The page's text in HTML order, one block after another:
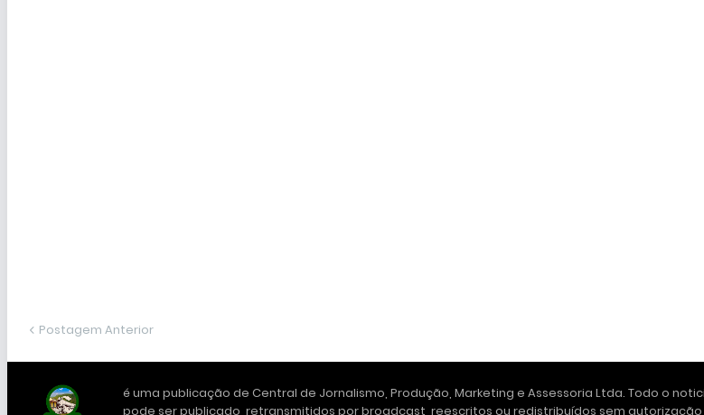
Postagem Anterior
é uma publicação de Central de Jornalismo, Produção, Marketing e Assessoria Ltda. Todo o
pode ser publicado, retransmitidos por broadcast, reescritos ou redistribuídos sem